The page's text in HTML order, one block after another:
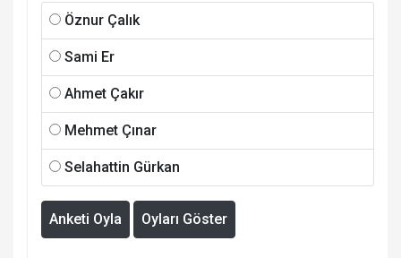
Öznur Çalık
Sami Er
Ahmet Çakır
Mehmet Çınar
Selahattin Gürkan
Anketi Oyla Oyları Göster